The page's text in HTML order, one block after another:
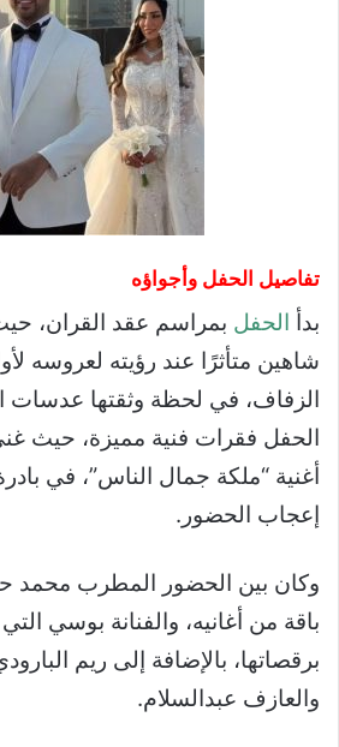
تفاصيل الحفل وأجواؤه
بدأ الحفل بمراسم عقد القران،
شاهين متأثرًا عند رؤيته لعروسه
الزفاف، في لحظة وثقتها عدسات
الحفل فقرات فنية مميزة، حيث
أغنية “ملكة جمال الناس”، في
إعجاب الحضور.
وكان بين الحضور المطرب محمد
باقة من أغانيه، والفنانة بوسي
برقصاتها، بالإضافة إلى ريم
والعازف عبدالسلام.